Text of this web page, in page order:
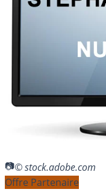
© stock.adobe.com
Offre Partenaire